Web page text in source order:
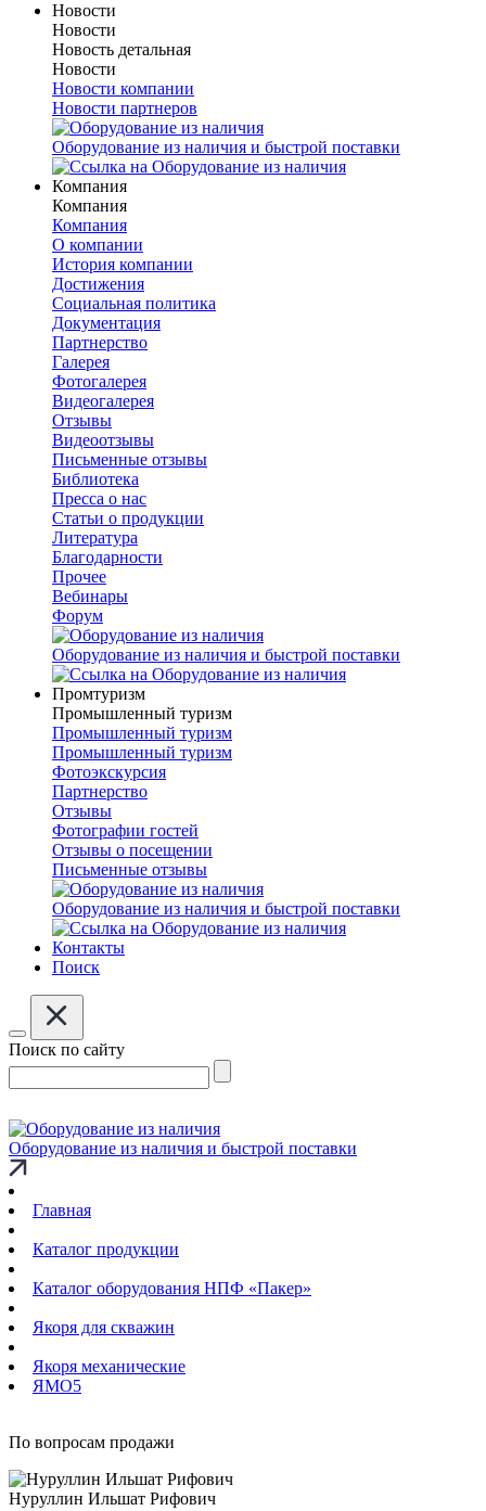
Новости
Новости
Новость детальная
Новости
Новости компании
Новости партнеров
Оборудование из наличия и быстрой поставки
Компания
Компания
Компания
О компании
История компании
Достижения
Социальная политика
Документация
Партнерство
Галерея
Фотогалерея
Видеогалерея
Отзывы
Видеоотзывы
Письменные отзывы
Библиотека
Пресса о нас
Статьи о продукции
Литература
Благодарности
Прочее
Вебинары
Форум
Оборудование из наличия и быстрой поставки
Промтуризм
Промышленный туризм
Промышленный туризм
Промышленный туризм
Фотоэкскурсия
Партнерство
Отзывы
Фотографии гостей
Отзывы о посещении
Письменные отзывы
Оборудование из наличия и быстрой поставки
Контакты
Поиск
Поиск по сайту
Оборудование из наличия и быстрой поставки
Главная
Каталог продукции
Каталог оборудования НПФ «Пакер»
Якоря для скважин
Якоря механические
ЯМО5
По вопросам продажи
Нуруллин Ильшат Рифович